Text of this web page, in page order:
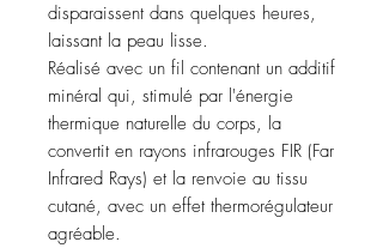
disparaissent dans quelques heures,
laissant la peau lisse.
Réalisé avec un fil contenant un additif
minéral qui, stimulé par l'énergie
thermique naturelle du corps, la
convertit en rayons infrarouges FIR (Far
Infrared Rays) et la renvoie au tissu
cutané, avec un effet thermorégulateur
agréable.